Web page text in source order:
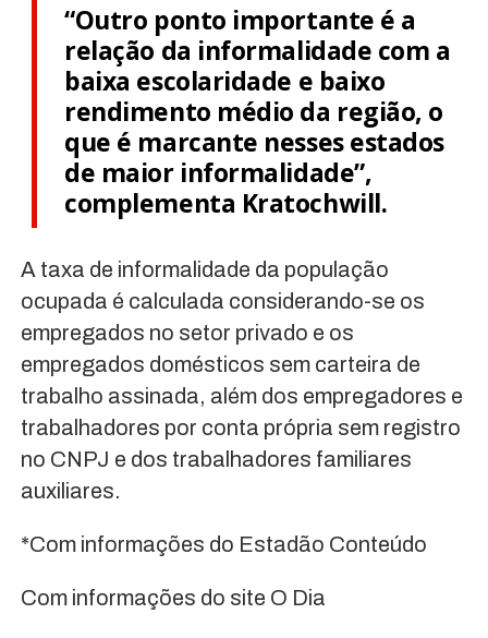
“Outro ponto importante é a
relação da informalidade com a
baixa escolaridade e baixo
rendimento médio da região, o
que é marcante nesses estados
de maior informalidade”,
complementa Kratochwill.
A taxa de informalidade da população
ocupada é calculada considerando-se os
empregados no setor privado e os
empregados domésticos sem carteira de
trabalho assinada, além dos empregadores e
trabalhadores por conta própria sem registro
no CNPJ e dos trabalhadores familiares
auxiliares.
*Com informações do Estadão Conteúdo
Com informações do site O Dia